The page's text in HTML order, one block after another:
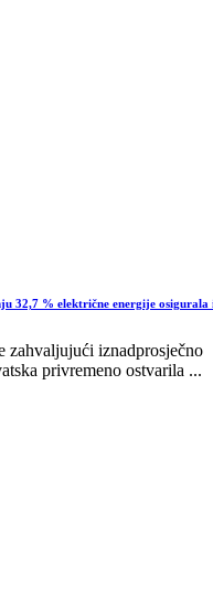
32,7 % električne energije osigurala
zahvaljujući iznadprosječno
privremeno ostvarila ...